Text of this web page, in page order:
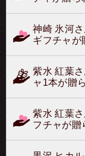
神崎 氷河
ギフチャが
紫水 紅葉
ャ1本が贈
紫水 紅葉
フチャが贈